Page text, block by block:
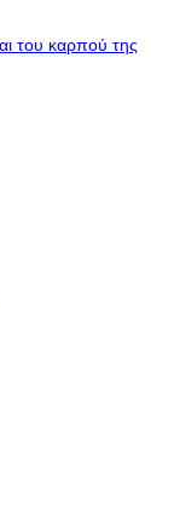
του καρπού της